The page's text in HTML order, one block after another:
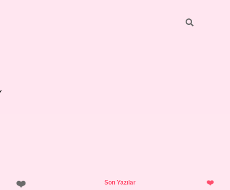
SidebarSon Yazılar